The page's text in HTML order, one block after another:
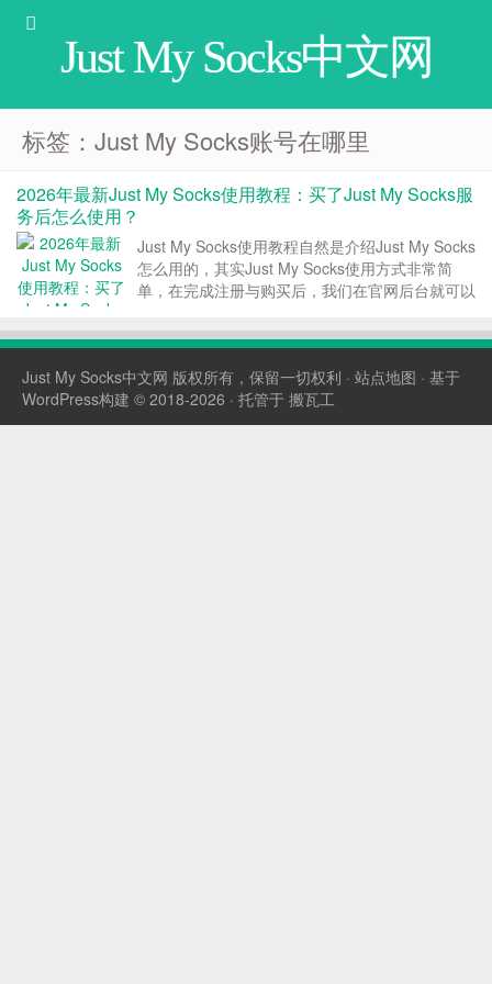
Just My Socks中文网
标签：Just My Socks账号在哪里
2026年最新Just My Socks使用教程：买了Just My Socks服
务后怎么使用？
Just My Socks使用教程自然是介绍Just My Socks
怎么用的，其实Just My Socks使用方式非常简
单，在完成注册与购买后，我们在官网后台就可以
到客户端就可以直接使用了。 Just My Socks 使
Just My Socks中文网 版权所有，保留一切权利 · 站点地图 · 基于
WordPress构建 © 2018-2026 · 托管于 搬瓦工